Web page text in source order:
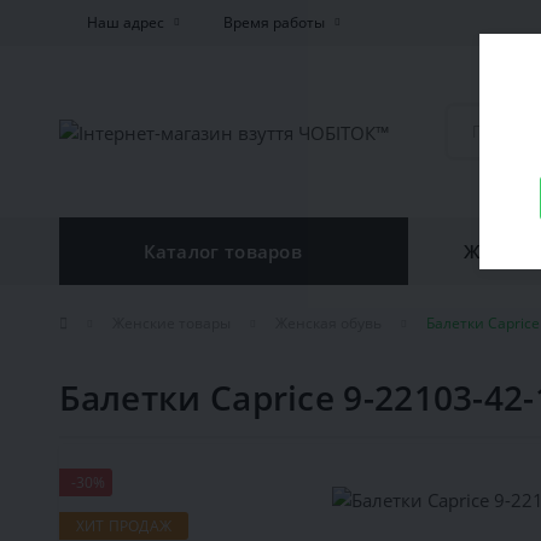
Наш адрес Время работы
Каталог товаров
Балетки
Балетки Caprice 9-22103-
-30%
ХИТ ПРОДАЖ